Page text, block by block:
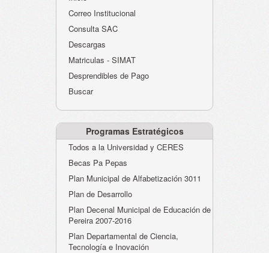
Atención al Ciudadano
Instituciones Educativas
Despacho Secretaría
Evaluación desempeño
Humano-Cesantías
Correo Institucional
Consulta SAC
Descargas
Matriculas - SIMAT
Desprendibles de Pago
Buscar
Programas Estratégicos
Todos a la Universidad y CERES
Becas Pa Pepas
Plan Municipal de Alfabetización 3011
Plan de Desarrollo
Plan Decenal Municipal de Educación de
Pereira 2007-2016
Plan Departamental de Ciencia,
Tecnología e Inovación